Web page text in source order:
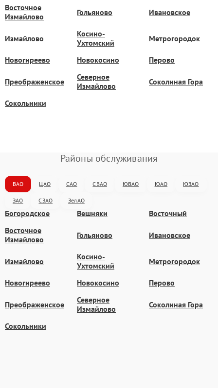
Восточное
Измайлово
Гольяново Ивановское
Измайлово
Косино-
Ухтомский
Метрогородок
Новогиреево Новокосино Перово
Преображенское
Северное
Измайлово
Соколиная Гора
Сокольники
Районы обслуживания
ВАО ЦАО САО СВАО ЮВАО ЮАО ЮЗАО
ЗАО СЗАО ЗелАО
Богородское Вешняки
Восточный
Восточное
Измайлово
Гольяново Ивановское
Измайлово
Косино-
Ухтомский
Метрогородок
Новогиреево Новокосино Перово
Преображенское
Северное
Измайлово
Соколиная Гора
Сокольники